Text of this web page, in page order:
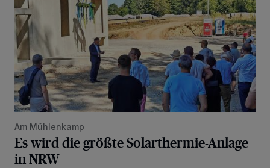
Am Mühlenkamp
Es wird die größte Solarthermie-Anlage
in NRW